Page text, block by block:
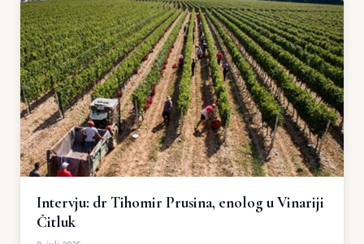
Intervju: dr Tihomir Prusina, enolog u Vinariji
Čitluk